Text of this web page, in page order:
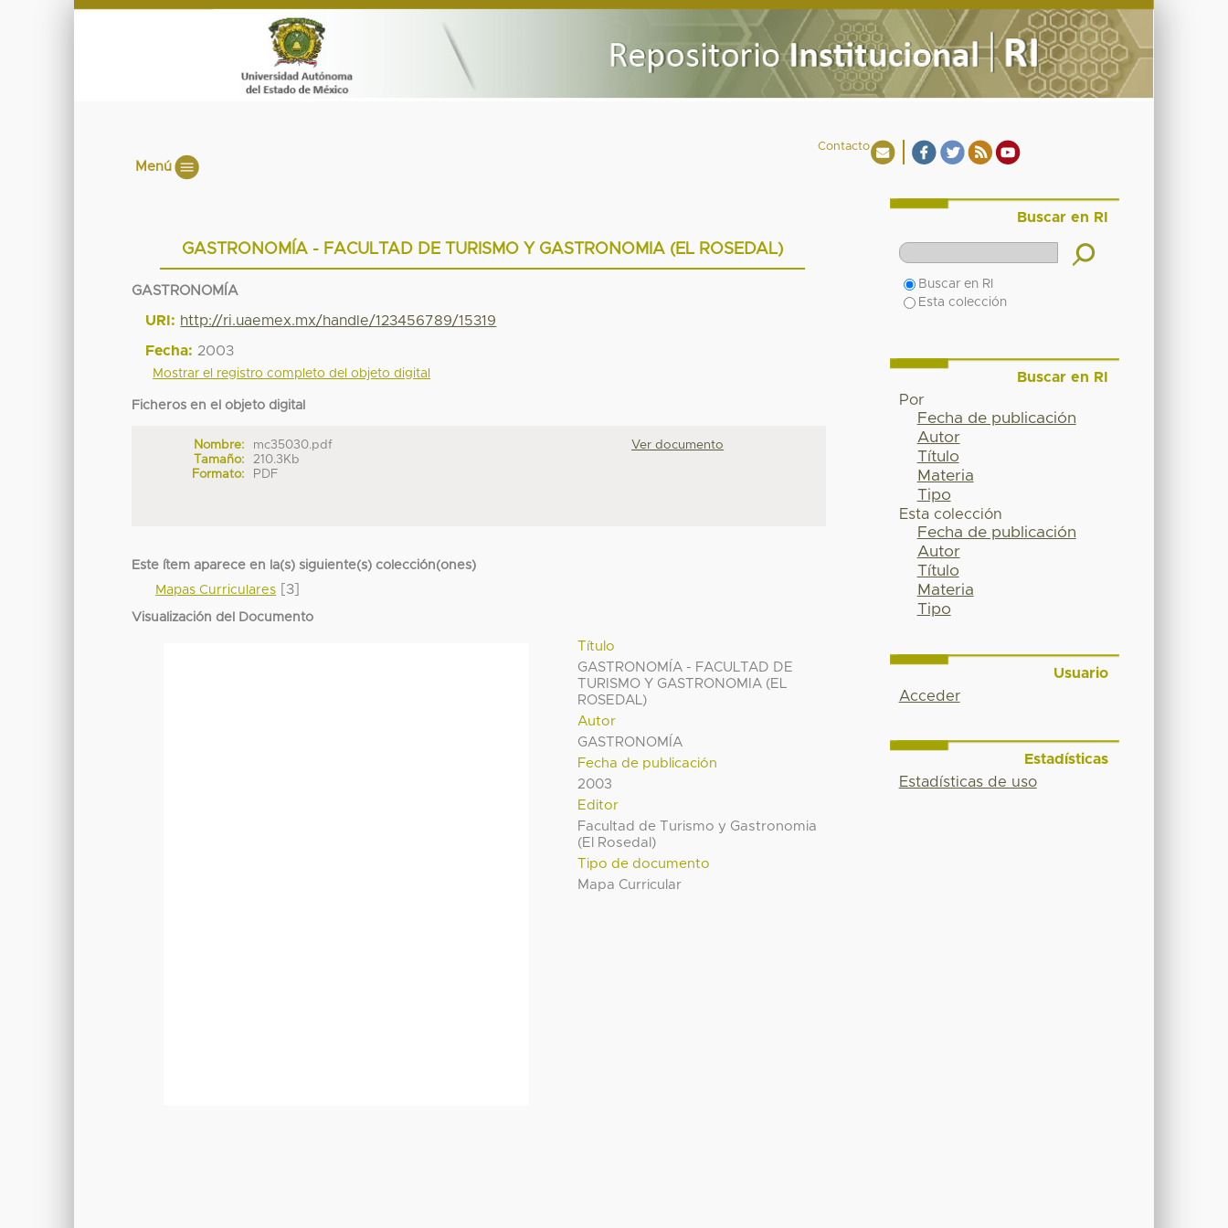
Contacto
Menú
GASTRONOMÍA - FACULTAD DE TURISMO Y GASTRONOMIA (EL ROSEDAL)
GASTRONOMÍA
URI: http://ri.uaemex.mx/handle/123456789/15319
Fecha: 2003
Mostrar el registro completo del objeto digital
Ficheros en el objeto digital
Nombre:
mc35030.pdf
Tamaño:
210.3Kb
Formato:
PDF
Ver documento
Este ítem aparece en la(s) siguiente(s) colección(ones)
Mapas Curriculares [3]
Visualización del Documento
Título
GASTRONOMÍA - FACULTAD DE
TURISMO Y GASTRONOMIA (EL
ROSEDAL)
Autor
GASTRONOMÍA
Fecha de publicación
2003
Editor
Facultad de Turismo y Gastronomia
(El Rosedal)
Tipo de documento
Mapa Curricular
Buscar en RI
Buscar en RI
Esta colección
Buscar en RI
Por
Fecha de publicación
Autor
Título
Materia
Tipo
Esta colección
Fecha de publicación
Autor
Título
Materia
Tipo
Usuario
Acceder
Estadísticas
Estadísticas de uso